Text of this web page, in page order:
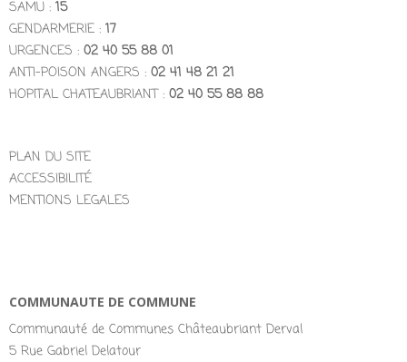
SAMU : 15
GENDARMERIE : 17
URGENCES : 02 40 55 88 01
ANTI-POISON ANGERS : 02 41 48 21 21
HOPITAL CHATEAUBRIANT : 02 40 55 88 88
PLAN DU SITE
ACCESSIBILITÉ
MENTIONS LEGALES
COMMUNAUTE DE COMMUNE
Communauté de Communes Châteaubriant Derval
5 Rue Gabriel Delatour